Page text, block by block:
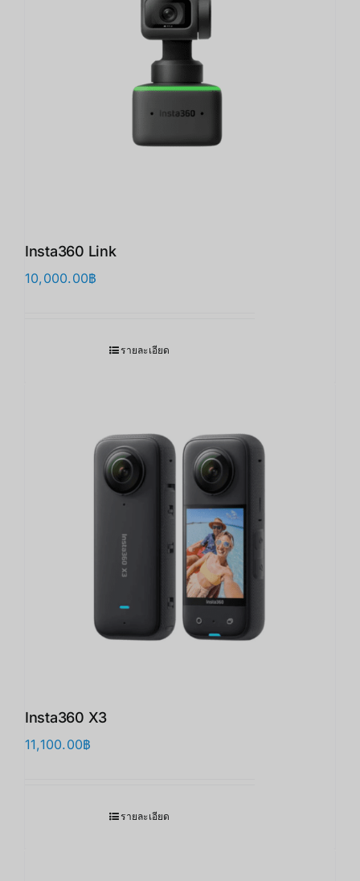
Insta360 Link
10,000.00฿
รายละเอียด
Insta360 X3
11,100.00฿
รายละเอียด